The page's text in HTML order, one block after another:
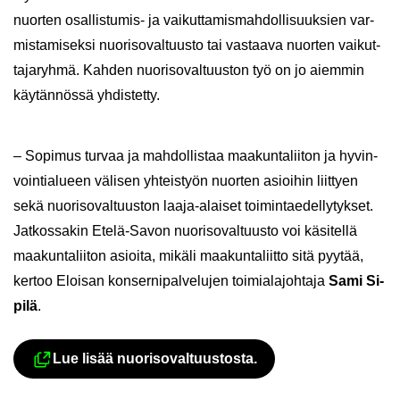
nuor­ten osallistumis-​ ja vai­kut­ta­mis­mah­dol­li­suuk­sien var­
mis­ta­mi­sek­si nuo­ri­so­val­tuus­to tai vas­taa­va nuor­ten vai­kut­
ta­ja­ryh­mä. Kah­den nuo­ri­so­val­tuus­ton työ on jo ai­em­min
käy­tän­nös­sä yh­dis­tet­ty.
– So­pi­mus tur­vaa ja mah­dol­lis­taa maa­kun­ta­lii­ton ja hy­vin­
voin­tia­lu­een vä­li­sen yh­teis­työn nuor­ten asioi­hin liit­tyen
sekä nuo­ri­so­val­tuus­ton laaja-​alaiset toi­min­tae­del­ly­tyk­set.
Jat­kos­sa­kin Etelä-​Savon nuo­ri­so­val­tuus­to voi kä­si­tel­lä
maa­kun­ta­lii­ton asioi­ta, mi­kä­li maa­kun­ta­liit­to sitä pyy­tää,
ker­too Eloi­san kon­ser­ni­pal­ve­lu­jen toi­mia­la­joh­ta­ja Sami Si­
pi­lä.
Ul­koi­nen pal­ve­lu avau­tuu uu­del­le
Lue lisää nuo­ri­so­val­tuus­tos­ta.